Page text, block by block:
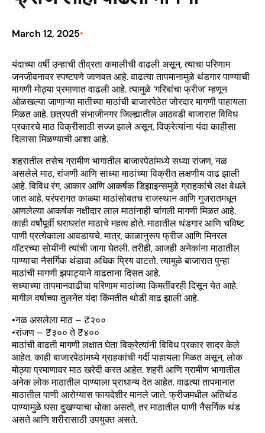
March 12, 2025•
यंदाच्या वर्षी उन्हाची तीव्रता कमालीची वाढली असून, त्याचा परिणाम
जनजीवनावर स्पष्टपणे जाणवत आहे. वाढत्या तापमानामुळे थंडगार पाण्याची
मागणी मोठ्या प्रमाणात वाढली आहे. त्यामुळे ‘गरिबांचा फ्रीज’ म्हणून
ओळखल्या जाणाऱ्या मातीच्या माठांची बाजारपेठेत जोरदार मागणी पाहायला
मिळत आहे. छत्रपती संभाजीनगर जिल्ह्यातील आठवडी बाजारात विविध
प्रकारचे माठ विक्रीसाठी सज्ज झाले असून, विक्रेत्यांना यंदा काहीसा
दिलासा मिळण्याची आशा आहे.
शहरातील तसेच ग्रामीण भागातील बाजारपेठांमध्ये सध्या रांजण, नळ
असलेले माठ, रांजणी आणि साध्या माठांच्या विक्रीत लक्षणीय वाढ झाली
आहे. विविध रंग, आकार आणि आकर्षक डिझाइन्समुळे ग्राहकांचे लक्ष वेधले
जात आहे. परंपरागत काळ्या माठांसोबतच राजस्थान आणि गुजरातमधून
आणलेल्या आकर्षक नक्षीदार लाल माठांनाही चांगली मागणी मिळत आहे.
काही वर्षांपूर्वी घराघरांत माठाचे महत्व होते. माठातील थंडगार आणि चविष्ट
पाणी प्रत्येकाला आवडायचे. मात्र, काळानुरूप फ्रीज आणि मिनरल
वॉटरच्या सोयींनी त्यांची जागा घेतली. तरीही, आजही अनेकांना माठातील
पाण्याचा नैसर्गिक थंडावा अधिक प्रिय वाटतो. त्यामुळे बाजारात पुन्हा
माठांची मागणी झपाट्याने वाढताना दिसत आहे.
सध्याच्या तापमानवाढीचा परिणाम माठांच्या किमतींवरही दिसून येत आहे.
मागील वर्षाच्या तुलनेत यंदा किंमतीत थोडी वाढ झाली आहे.
•नळ असलेला माठ – ₹२००
•रांजण – ₹३०० ते ₹४००
माठांची वाढती मागणी लक्षात घेता विक्रेत्यांनी विविध प्रकार सादर केले
आहेत. काही बाजारपेठांमध्ये ग्राहकांची गर्दी पाहायला मिळत असून, लोक
मोठ्या प्रमाणावर माठ खरेदी करत आहेत. शहरी आणि ग्रामीण भागातील
अनेक लोक माठातील पाण्याला प्राधान्य देत आहेत. वाढत्या तापमानात
माठातील पाणी आरोग्यास फायदेशीर मानले जाते. फ्रीजमधील अतिथंड
पाण्यामुळे घसा दुखण्याचा धोका असतो, तर माठातील पाणी नैसर्गिक थंड
असते आणि शरीरासाठी उपयुक्त असते.